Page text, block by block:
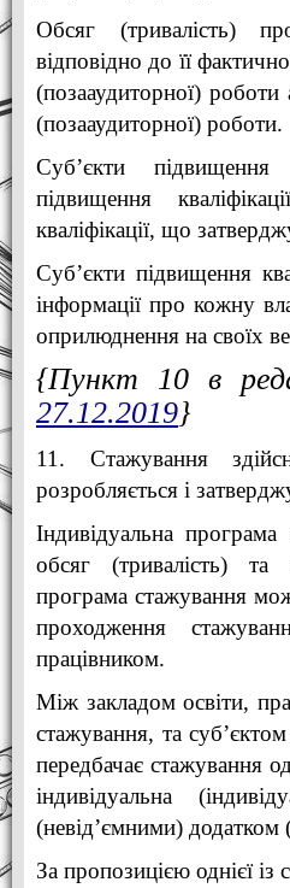
Обсяг (тривалість)
відповідно до її
(позааудиторної)
(позааудиторної) роботи.
Суб’єкти
підвищення
кваліфікації, що
Суб’єкти підвищення
інформації про кожну
оприлюднення на своїх
{Пункт 10 в
27.12.2019}
11. Стажування
розробляється і
Індивідуальна
обсяг (тривалість) та
програма стажування
проходження
працівником.
Між закладом освіти,
стажування, та
передбачає стажування
індивідуальна
(невід’ємними)
За пропозицією однієї